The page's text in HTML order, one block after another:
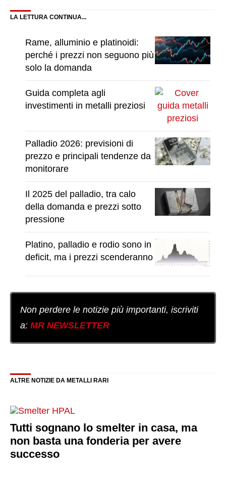
LA LETTURA CONTINUA...
Rame, alluminio e platinoidi:
perché i prezzi non seguono più
solo la domanda
Guida completa agli
investimenti in metalli preziosi
Palladio 2026: previsioni di
prezzo e principali tendenze da
monitorare
Il 2025 del palladio, tra calo
della domanda e prezzi sotto
pressione
Platino, palladio e rodio sono in
deficit, ma i prezzi scenderanno
Non perdere le notizie più importanti, iscriviti
a: MR NEWSLETTER
ALTRE NOTIZIE DA METALLI RARI
Tutti sognano lo smelter in casa, ma
non basta una fonderia per avere
successo